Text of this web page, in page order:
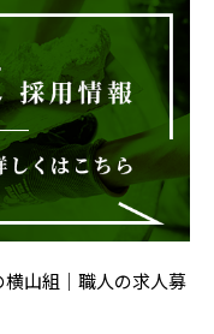
山組｜職人の求人募